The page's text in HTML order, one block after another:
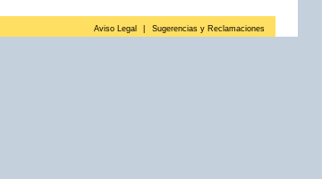
Aviso Legal Sugerencias y Reclamaciones